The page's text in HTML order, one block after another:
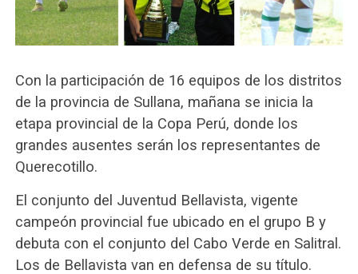
Con la participación de 16 equipos de los distritos
de la provincia de Sullana, mañana se inicia la
etapa provincial de la Copa Perú, donde los
grandes ausentes serán los representantes de
Querecotillo.
El conjunto del Juventud Bellavista, vigente
campeón provincial fue ubicado en el grupo B y
debuta con el conjunto del Cabo Verde en Salitral.
Los de Bellavista van en defensa de su título.